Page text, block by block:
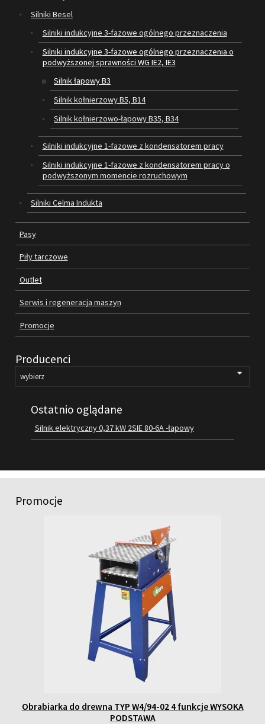
PIŁY TARCZOWE
SERWIS I REGENERACJA MASZYN
PROMOCJE
REGULAMIN
KATALOGI
OBRABIARKI DO DREWNA
SILNIKI ELEKTRYCZNE
PASY KLINOWE
FILMY
KONTAKT
Silniki Besel
Silniki indukcyjne 3-fazowe ogólnego przeznaczenia
Silniki indukcyjne 3-fazowe ogólnego przeznaczenia o
podwyższonej sprawności WG IE2, IE3
Silnik łapowy B3
Silnik kołnierzowy B5, B14
Silnik kołnierzowo-łapowy B35, B34
Silniki indukcyjne 1-fazowe z kondensatorem pracy
Silniki indukcyjne 1-fazowe z kondensatorem pracy o
podwyższonym momencie rozruchowym
Silniki Celma Indukta
Pasy
Piły tarczowe
Outlet
Serwis i regeneracja maszyn
Promocje
Producenci
Ostatnio oglądane
Silnik elektryczny 0,37 kW 2SIE 80-6A -łapowy
Promocje
Obrabiarka do drewna TYP W4/94-02 4 funkcje WYSOKA
PODSTAWA